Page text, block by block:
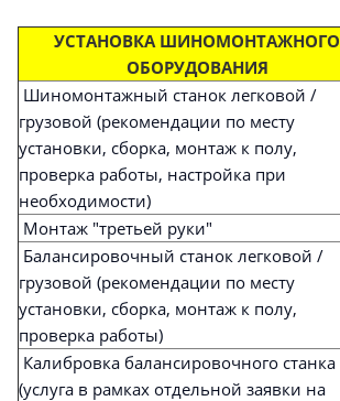
УСТАНОВКА ШИНОМОНТАЖНОГО
ОБОРУДОВАНИЯ
Шиномонтажный станок легковой /
грузовой (рекомендации по месту
установки, сборка, монтаж к полу,
проверка работы, настройка при
необходимости)
Монтаж "третьей руки"
Балансировочный станок легковой /
грузовой (рекомендации по месту
установки, сборка, монтаж к полу,
проверка работы)
Калибровка балансировочного станка
(услуга в рамках отдельной заявки на